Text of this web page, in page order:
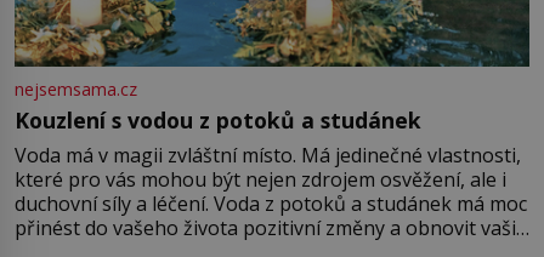
nejsemsama.cz
Kouzlení s vodou z potoků a studánek
Voda má v magii zvláštní místo. Má jedinečné vlastnosti,
které pro vás mohou být nejen zdrojem osvěžení, ale i
duchovní síly a léčení. Voda z potoků a studánek má moc
přinést do vašeho života pozitivní změny a obnovit vaši